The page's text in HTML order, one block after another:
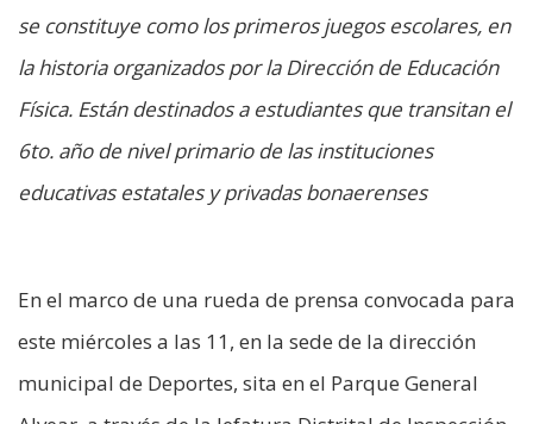
se constituye como los primeros juegos escolares, en
la historia organizados por la Dirección de Educación
Física. Están destinados a estudiantes que transitan el
6to. año de nivel primario de las instituciones
educativas estatales y privadas bonaerenses
En el marco de una rueda de prensa convocada para
este miércoles a las 11, en la sede de la dirección
municipal de Deportes, sita en el Parque General